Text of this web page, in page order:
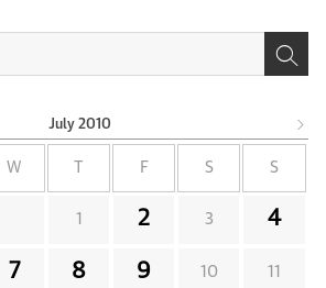
July 2010
W F S S
1 2 3 4
7 8 9 10 11